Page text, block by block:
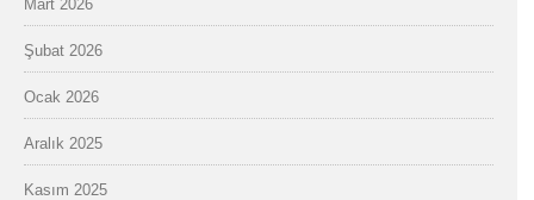
Mart 2026
Şubat 2026
Ocak 2026
Aralık 2025
Kasım 2025